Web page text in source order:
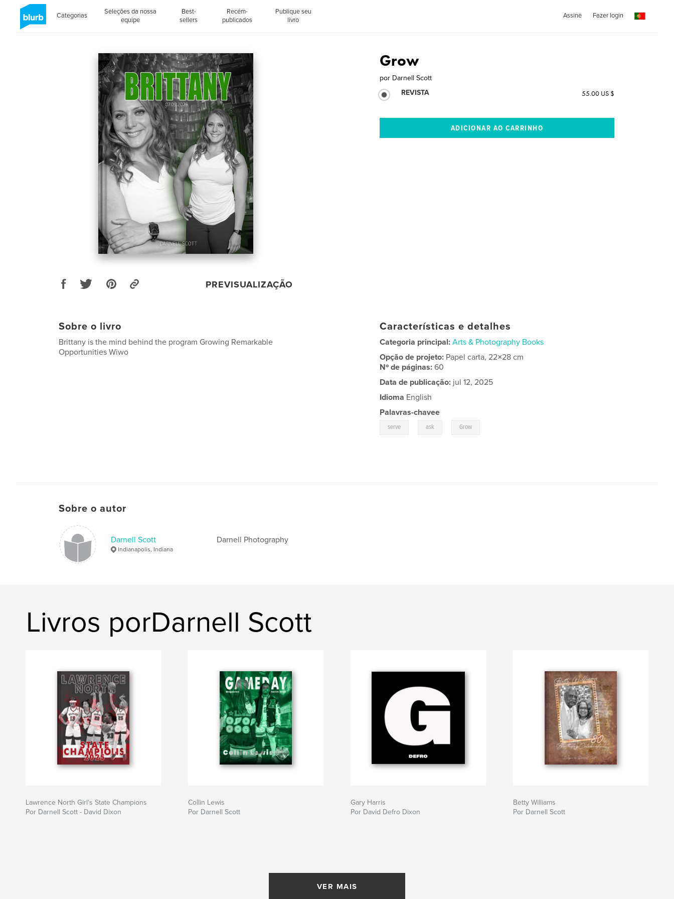
Categorias
Seleções da nossa
equipe
Best-
sellers
Recém-
publicados
Publique seu
livro
Assine Fazer login
PREVISUALIZAÇÃO
Grow
por Darnell Scott
REVISTA
55.00 US $
Sobre o livro
Brittany is the mind behind the program Growing Remarkable
Opportunities Wiwo
Características e detalhes
Categoria principal: Arts & Photography Books
Opção de projeto: Papel carta, 22×28 cm
Nº de páginas:60
Data de publicação: jul 12, 2025
Idioma English
Palavras-chavee
serve ask Grow
Sobre o autor
Darnell Scott
Indianapolis, Indiana
Darnell Photography
Livros porDarnell Scott
Lawrence North Girl's State Champions
Por Darnell Scott - David Dixon
Collin Lewis
Por Darnell Scott
Gary Harris
Por David Defro Dixon
Betty Williams
Por Darnell Scott
VER MAIS